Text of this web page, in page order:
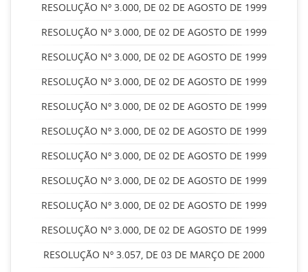
RESOLUÇÃO Nº 3.000, DE 02 DE AGOSTO DE 1999
RESOLUÇÃO Nº 3.000, DE 02 DE AGOSTO DE 1999
RESOLUÇÃO Nº 3.000, DE 02 DE AGOSTO DE 1999
RESOLUÇÃO Nº 3.000, DE 02 DE AGOSTO DE 1999
RESOLUÇÃO Nº 3.000, DE 02 DE AGOSTO DE 1999
RESOLUÇÃO Nº 3.000, DE 02 DE AGOSTO DE 1999
RESOLUÇÃO Nº 3.000, DE 02 DE AGOSTO DE 1999
RESOLUÇÃO Nº 3.000, DE 02 DE AGOSTO DE 1999
RESOLUÇÃO Nº 3.000, DE 02 DE AGOSTO DE 1999
RESOLUÇÃO Nº 3.000, DE 02 DE AGOSTO DE 1999
RESOLUÇÃO Nº 3.057, DE 03 DE MARÇO DE 2000